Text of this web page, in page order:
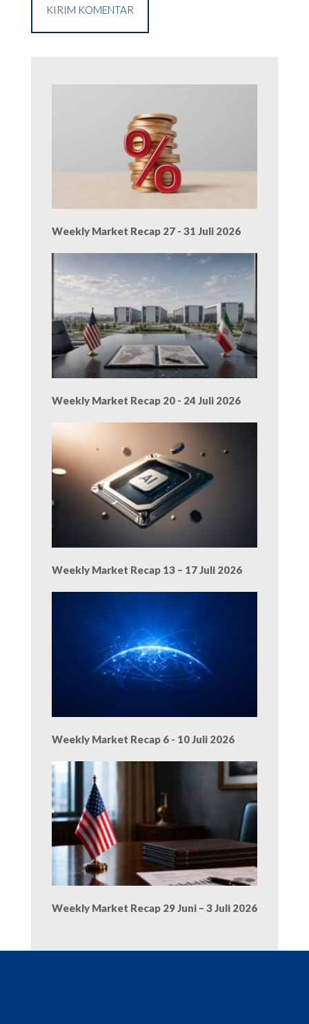
Weekly Market Recap 27 - 31 Juli 2026
Weekly Market Recap 20 - 24 Juli 2026
Weekly Market Recap 13 – 17 Juli 2026
Weekly Market Recap 6 - 10 Juli 2026
Weekly Market Recap 29 Juni – 3 Juli 2026